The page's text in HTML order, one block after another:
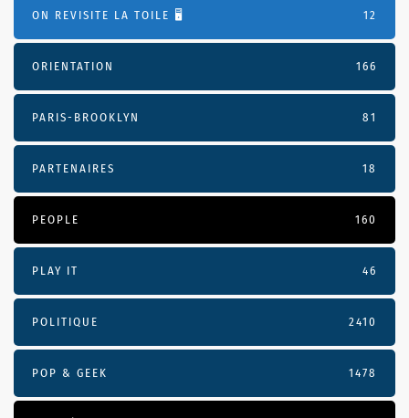
ON REVISITE LA TOILE 🖥️ 12
ORIENTATION 166
PARIS-BROOKLYN 81
PARTENAIRES 18
PEOPLE 160
PLAY IT 46
POLITIQUE 2410
POP & GEEK 1478